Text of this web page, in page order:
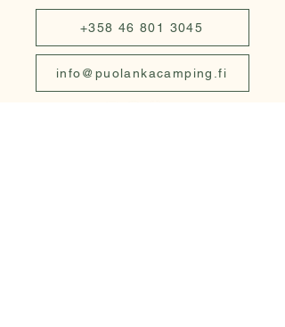
+358 46 801 3045
info@puolankacamping.fi